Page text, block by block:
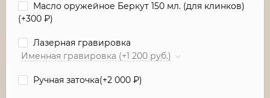
Масло оружейное Беркут 150 мл. (для клинков)
(+300 ₽)
Лазерная гравировка
Именная гравировка (+1 200 руб.)
Ручная заточка(+2 000 ₽)